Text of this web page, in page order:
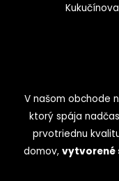
V našom obchode
ktorý spája
prvotriednu
domov, vytvorené